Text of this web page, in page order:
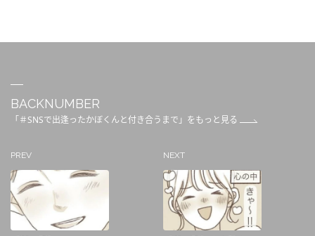
BACKNUMBER
「＃SNSで出逢ったかぼくんと付き合うまで」をもっと見る
PREV NEXT